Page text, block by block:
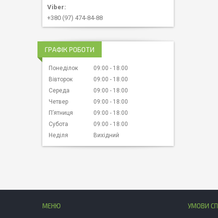
+380 (97) 474-84-88
ГРАФІК РОБОТИ
Понеділок 09:00
18:00
Вівторок
09:00
18:00
Середа
09:00
18:00
Четвер
09:00
18:00
Пʼятниця
09:00
18:00
Субота
09:00
18:00
Неділя
Вихідний
МЕНЮ УМОВИ